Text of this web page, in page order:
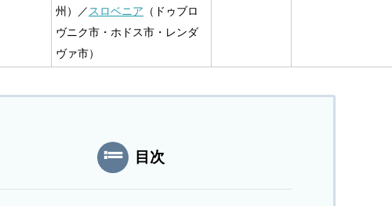
州）／ スロベニア （ドゥブロ
ヴニク市・ホドス市・レンダ
ヴァ市）
目次